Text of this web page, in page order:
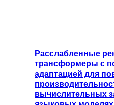
Расслабленные
трансформеры с
адаптацией для
вычислительных